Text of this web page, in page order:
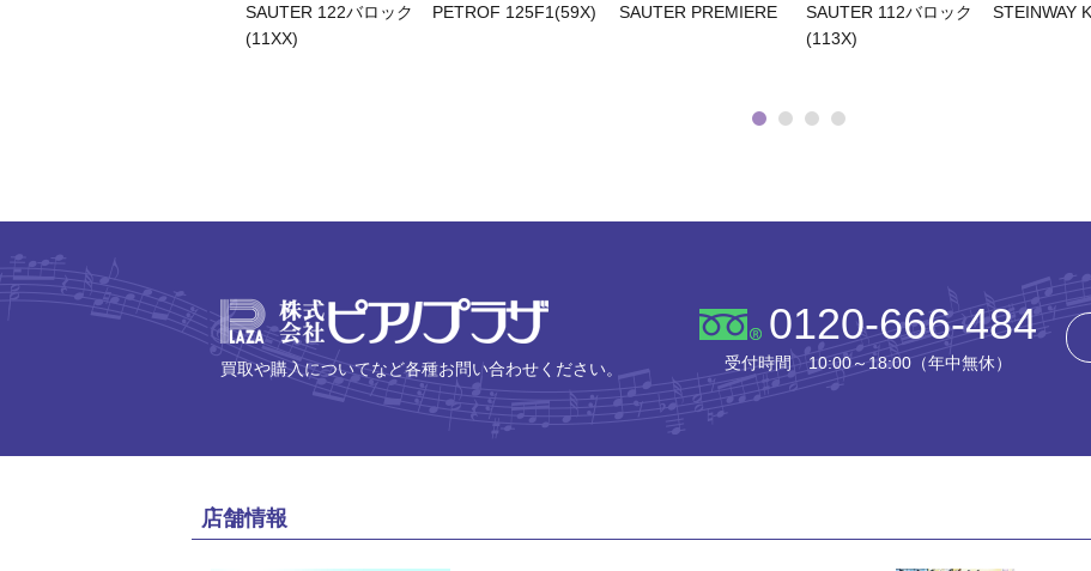
SAUTER 122バロック
(11XX)
PETROF 125F1(59X) SAUTER PREMIERE
SAUTER 112バロック
(113X)
STEINWAY K(369)
株式会社ピアノプラザ
買取や購入についてなど各種お問い合わせください。
0120-666-484
受付時間 10:00～18:00（年中無休）
店舗情報